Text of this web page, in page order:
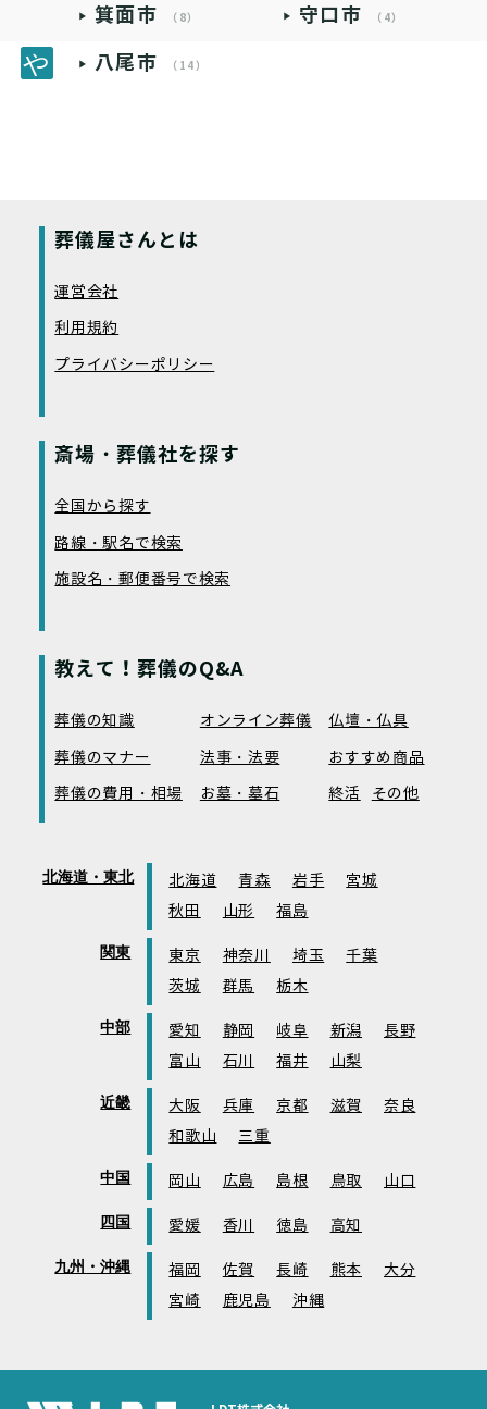
箕面市 （8） 守口市 （4）
八尾市 （14）
葬儀屋さんとは
運営会社
利用規約
プライバシーポリシー
斎場・葬儀社を探す
全国から探す
路線・駅名で検索
施設名・郵便番号で検索
教えて！葬儀のQ&A
葬儀の知識 オンライン葬儀
仏壇・仏具
葬儀のマナー
法事・法要
おすすめ商品
葬儀の費用・相場
お墓・墓石 終活 その他
北海道・東北 北海道 青森 岩手
宮城
秋田
山形 福島
関東 東京 神奈川 埼玉
千葉
茨城
群馬 栃木
中部 愛知 静岡 岐阜 新潟
長野
富山
石川 福井 山梨
近畿 大阪 兵庫 京都 滋賀
奈良
和歌山
三重
中国 岡山 広島 島根 鳥取 山口
四国 愛媛 香川 徳島 高知
九州・沖縄 福岡 佐賀 長崎 熊本
大分
宮崎
鹿児島 沖縄